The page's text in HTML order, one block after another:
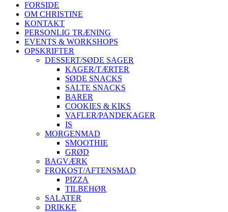
FORSIDE
OM CHRISTINE
KONTAKT
PERSONLIG TRÆNING
EVENTS & WORKSHOPS
OPSKRIFTER
DESSERT/SØDE SAGER
KAGER/TÆRTER
SØDE SNACKS
SALTE SNACKS
BARER
COOKIES & KIKS
VAFLER/PANDEKAGER
IS
MORGENMAD
SMOOTHIE
GRØD
BAGVÆRK
FROKOST/AFTENSMAD
PIZZA
TILBEHØR
SALATER
DRIKKE